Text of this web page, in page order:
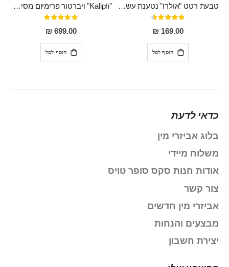
טבעת רטט "אולרו" נטענת עשויה סיליקון רפואי עם רטט חזק ומטריף חושים
דירוג:
91%
169.00 ₪
הוסף לסל
"Kaliph" ויברטור פרימיום מסיליקון רפואי , נטען, שקט במיוחד, מסתובב ומתפתל, שמנמן עם חדירה 14 סמ
דירוג:
100%
699.00 ₪
הוסף לסל
כדאי לדעת
בלוג אביזרי מין
משלוח מיידי
אודות חנות סקס סופר טויס
צור קשר
אביזרי מין חדשים
מבצעים והנחות
יצירת חשבון